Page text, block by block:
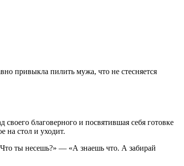
привыкла пилить мужа, что не стесняется
благоверного и посвятившая себя готовке
на стол и уходит.
ты несешь?» — «А знаешь что. А забирай